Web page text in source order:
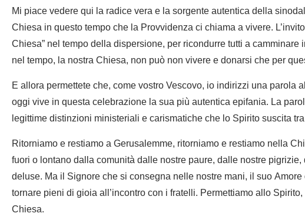
Mi piace vedere qui la radice vera e la sorgente autentica della
Chiesa in questo tempo che la Provvidenza ci chiama a vivere.
Chiesa” nel tempo della dispersione, per ricondurre tutti a
nel tempo, la nostra Chiesa, non può non vivere e donarsi che per
E allora permettete che, come vostro Vescovo, io indirizzi una
oggi vive in questa celebrazione la sua più autentica epifania. La
legittime distinzioni ministeriali e carismatiche che lo Spirito suscita
Ritorniamo e restiamo a Gerusalemme, ritorniamo e restiamo nella
fuori o lontano dalla comunità dalle nostre paure, dalle nostre
deluse. Ma il Signore che si consegna nelle nostre mani, il suo
tornare pieni di gioia all’incontro con i fratelli. Permettiamo allo
Chiesa.